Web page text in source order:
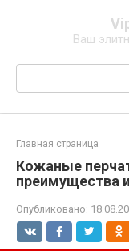
Ваш
Поиск:
Главная страница
Кожаные
преимущества
Опубликовано: